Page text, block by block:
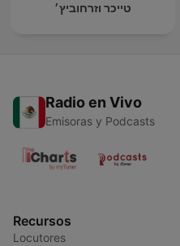
טייכר וזרחוביץ׳
Radio en Vivo
Emisoras y Podcasts
Recursos
Locutores